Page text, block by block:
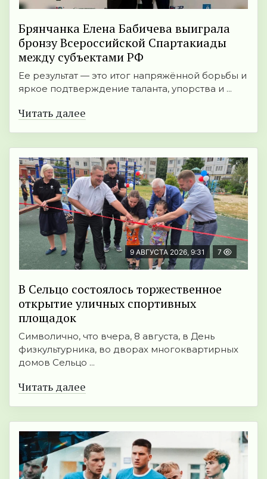
Брянчанка Елена Бабичева выиграла
бронзу Всероссийской Спартакиады
между субъектами РФ
Ее результат — это итог напряжённой борьбы и
яркое подтверждение таланта, упорства и ...
Читать далее
9 АВГУСТА 2026, 9:31 7
В Сельцо состоялось торжественное
открытие уличных спортивных
площадок
Символично, что вчера, 8 августа, в День
физкультурника, во дворах многоквартирных
домов Сельцо ...
Читать далее